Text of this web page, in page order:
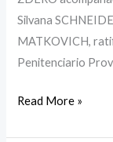
Silvana
MATKOVICH,
Penitenciario
Read More »